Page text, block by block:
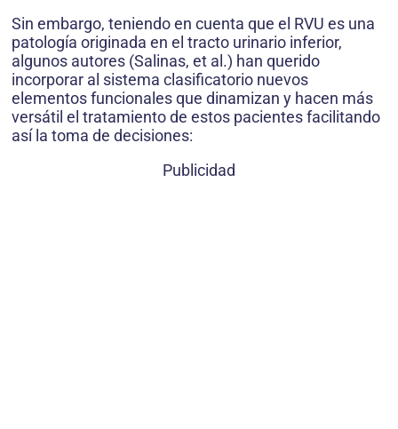
Sin embargo, teniendo en cuenta que el RVU es una
patología originada en el tracto urinario inferior,
algunos autores (Salinas, et al.) han querido
incorporar al sistema clasificatorio nuevos
elementos funcionales que dinamizan y hacen más
versátil el tratamiento de estos pacientes facilitando
así la toma de decisiones:
Publicidad